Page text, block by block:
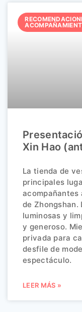
Xin Hao
La tienda de
principales
de Zhongshan.
luminosas y
y generoso.
privada para
desfile de
espectáculo.
LEER MÁS »